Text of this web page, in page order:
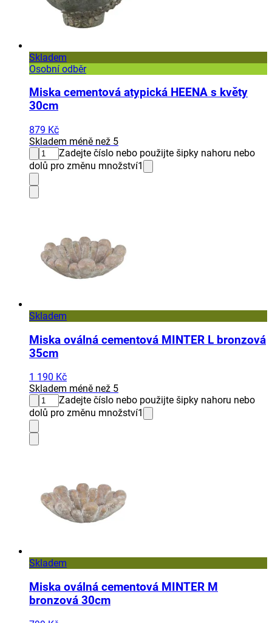
Skladem
Osobní odběr
Miska cementová atypická HEENA s květy
30cm
879 Kč
Skladem méně než 5
Zadejte číslo nebo použijte šipky nahoru nebo
dolů pro změnu množství1
Skladem
Miska oválná cementová MINTER L bronzová
35cm
1 190 Kč
Skladem méně než 5
Zadejte číslo nebo použijte šipky nahoru nebo
dolů pro změnu množství1
Skladem
Miska oválná cementová MINTER M
bronzová 30cm